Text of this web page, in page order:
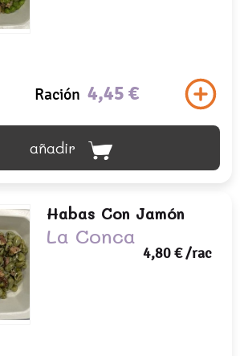
Ración 4,45 €
añadir
Habas Con Jamón
La Conca
4,80 €/rac